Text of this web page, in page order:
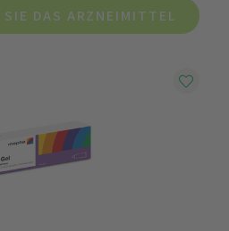
DAS ARZNEIMITTEL